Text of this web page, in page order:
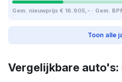
Gem. nieuwprijs € 16.905,- · Gem.
Toon alle
Vergelijkbare auto's: